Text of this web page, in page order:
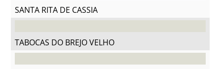
SANTA RITA DE CASSIA
TABOCAS DO BREJO VELHO